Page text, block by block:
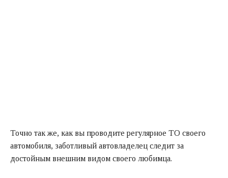
Точно так же, как вы проводите регулярное ТО своего
автомобиля, заботливый автовладелец следит за
достойным внешним видом своего любимца.